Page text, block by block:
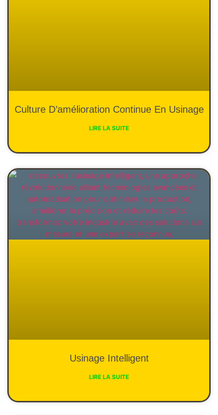
Culture D’amélioration Continue En Usinage
LIRE LA SUITE
Usinage Intelligent
LIRE LA SUITE